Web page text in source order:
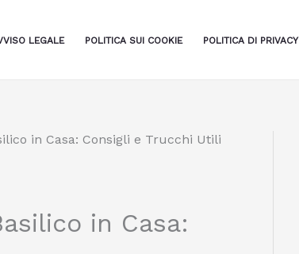
LEGALE POLITICA SUI COOKIE POLITICA DI PRIVACY
in Casa: Consigli e Trucchi Utili
in Casa: